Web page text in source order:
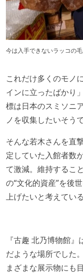
今は入手できないラッコの
これだけ多くのモノ
インに立ったばかり
標は日本のスミソニ
ノを収集したいそうで
そんな若木さんを直
定していた入館者数
て激減。維持するこ
の“文化的資産”を後
上げたいと考えてい
『古趣 北乃博物館
だような場所でした
まざまな展示物にも